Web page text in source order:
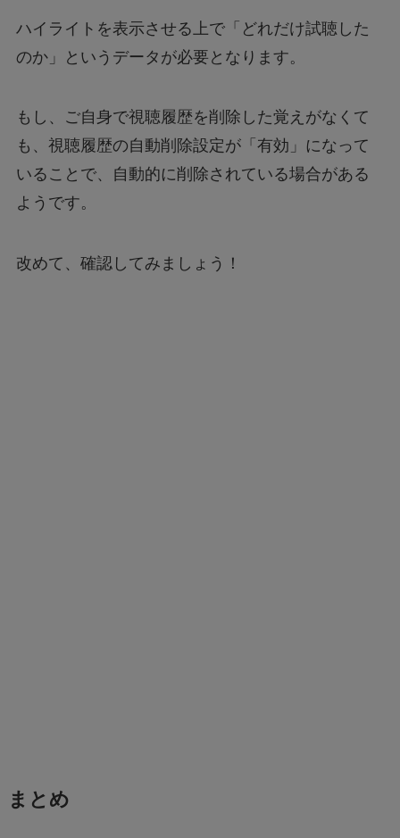
ハイライトを表示させる上で「どれだけ試聴した
のか」というデータが必要となります。
もし、ご自身で視聴履歴を削除した覚えがなくて
も、視聴履歴の自動削除設定が「有効」になって
いることで、自動的に削除されている場合がある
ようです。
改めて、確認してみましょう！
まとめ